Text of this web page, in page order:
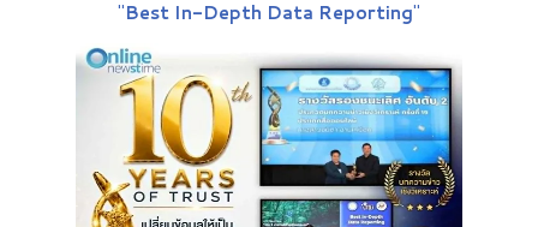
"Best In-Depth Data Reporting"